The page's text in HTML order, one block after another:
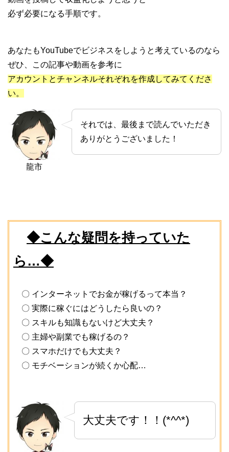
必ず必要になる手順です。
あなたもYouTubeでビジネスをしようと考えているのなら
ぜひ、この記事や動画を参考に
アカウントとチャンネルそれぞれを作成してみてくださ
い。
龍市
それでは、最後まで読んでいただき
ありがとうございました！
◆こんな疑問を持っていた
ら…◆
〇 インターネットでお金が稼げるって本当？
〇 実際に稼ぐにはどうしたら良いの？
〇 スキルも知識もないけど大丈夫？
〇 主婦や副業でも稼げるの？
〇 スマホだけでも大丈夫？
〇 モチベーションが続くか心配…
大丈夫です！！(*^^*)